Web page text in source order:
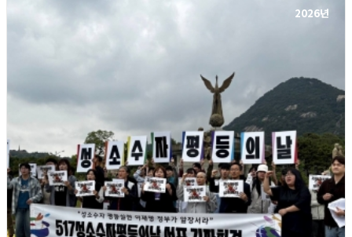
2026년